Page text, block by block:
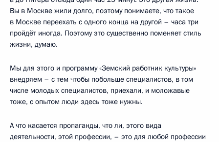
Вы в Москве жили долго, поэтому понимаете, что такое
в Москве переехать с одного конца на другой – часа три
пройдёт иногда. Поэтому это существенно поменяет стиль
жизни, думаю.
Мы для этого и программу «Земский работник культуры»
внедряем – с тем чтобы побольше специалистов, в том
числе молодых специалистов, приехали, и моложавые
тоже, с опытом люди здесь тоже нужны.
А что касается пропаганды, что ли, этого вида
деятельности, этой профессии, – это для любой профессии